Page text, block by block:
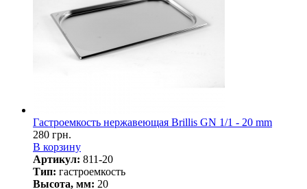
Гастроемкость нержавеющая Brillis GN 1/1 - 20 mm
280 грн.
В корзину
Артикул: 811-20
Тип: гастроемкость
Высота, мм: 20